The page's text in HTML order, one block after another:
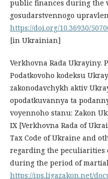
public finances during the
gosudarstvennogo
https://doi.org/10.36930/
[in Ukrainian]
Verkhovna Rada Ukrayiny.
Podatkovoho kodeksu
zakonodavchykh aktiv
opodatkuvannya ta
voyennoho stanu: Zakon
ІХ [Verkhovna Rada of
Tax Code of Ukraine and
regarding the peculiarities
during the period of
https://ips.ligazakon.net/